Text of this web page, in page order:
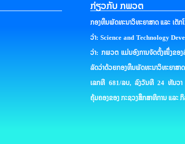
ກ່ຽວກັບ ກພວຕ
ກອງທຶນພັດທະນາວິທະຍາສາດ ແລະ ເຕັກ
ວ່າ: Science and Technology
ວ່າ: ກພວຕ ແມ່ນອົງການຈັດຕັ້ງໜຶ່ງຂອງ
ລັດວ່າດ້ວຍກອງທຶນພັດທະນາວິທະຍາສາ
ເລກທີ 681/ລບ, ລົງວັນທີ 24 ທັນວາ
ຄຸ້ມຄອງຂອງ ກະຊວງສຶກສາທິການ ແລະ ກິ